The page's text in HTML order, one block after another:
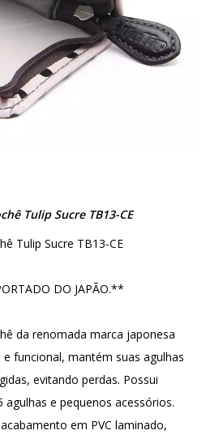
Tulip Sucre TB13-CE
Tulip Sucre TB13-CE
DO JAPÃO.**
da renomada marca japonesa
funcional, mantém suas agulhas
evitando perdas. Possui
e pequenos acessórios.
em PVC laminado,